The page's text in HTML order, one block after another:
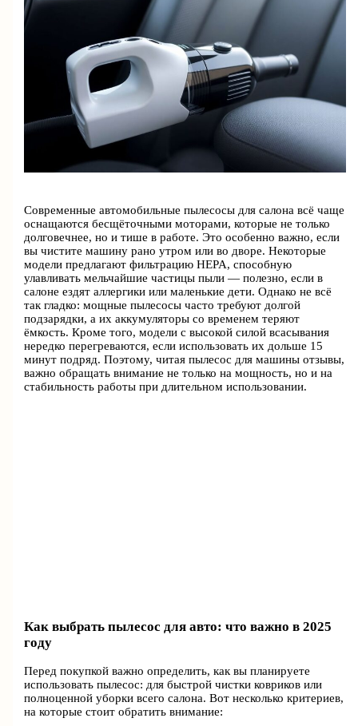
Современные автомобильные пылесосы для салона всё чаще
оснащаются бесщёточными моторами, которые не только
долговечнее, но и тише в работе. Это особенно важно, если
вы чистите машину рано утром или во дворе. Некоторые
модели предлагают фильтрацию HEPA, способную
улавливать мельчайшие частицы пыли — полезно, если в
салоне ездят аллергики или маленькие дети. Однако не всё
так гладко: мощные пылесосы часто требуют долгой
подзарядки, а их аккумуляторы со временем теряют
ёмкость. Кроме того, модели с высокой силой всасывания
нередко перегреваются, если использовать их дольше 15
минут подряд. Поэтому, читая пылесос для машины отзывы,
важно обращать внимание не только на мощность, но и на
стабильность работы при длительном использовании.
Как выбрать пылесос для авто: что важно в 2025
году
Перед покупкой важно определить, как вы планируете
использовать пылесос: для быстрой чистки ковриков или
полноценной уборки всего салона. Вот несколько критериев,
на которые стоит обратить внимание: